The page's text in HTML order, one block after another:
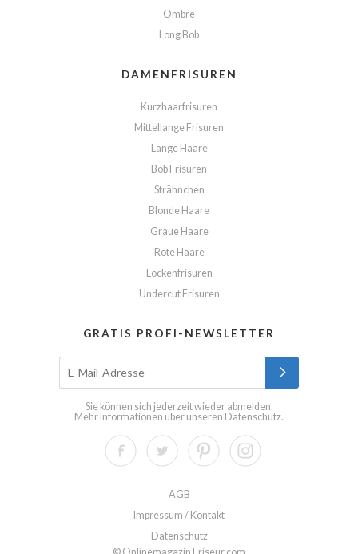
Ombre
Long Bob
DAMENFRISUREN
Kurzhaarfrisuren
Mittellange Frisuren
Lange Haare
Bob Frisuren
Strähnchen
Blonde Haare
Graue Haare
Rote Haare
Lockenfrisuren
Undercut Frisuren
GRATIS PROFI-NEWSLETTER
Sie können sich jederzeit wieder abmelden.
Mehr Informationen über unseren Datenschutz.
AGB
Impressum / Kontakt
Datenschutz